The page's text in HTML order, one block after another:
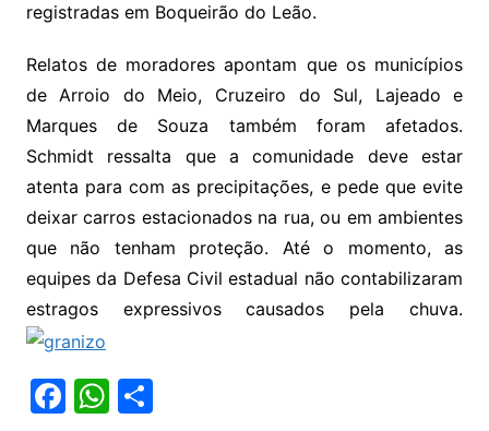
registradas em Boqueirão do Leão.
Relatos de moradores apontam que os municípios
de Arroio do Meio, Cruzeiro do Sul, Lajeado e
Marques de Souza também foram afetados.
Schmidt ressalta que a comunidade deve estar
atenta para com as precipitações, e pede que evite
deixar carros estacionados na rua, ou em ambientes
que não tenham proteção. Até o momento, as
equipes da Defesa Civil estadual não contabilizaram
estragos expressivos causados pela chuva.
F W S